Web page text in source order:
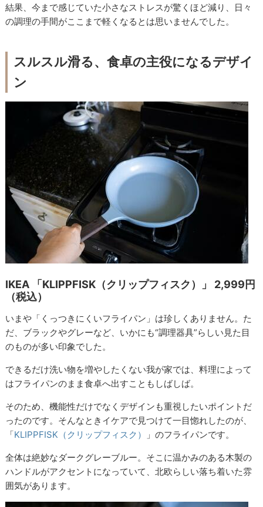
結果、今まで感じていた小さなストレスが驚くほど減り、日々
の調理の手間がここまで軽くなるとは思いませんでした。
スルスル滑る、食卓の主役になるデザイ
ン
IKEA 「KLIPPFISK（クリップフィスク）」 2,999円
（税込）
いまや「くっつきにくいフライパン」は珍しくありません。た
だ、ブラックやグレーなど、いかにも“調理器具”らしい見た目
のものが多い印象でした。
できるだけ洗い物を増やしたくない我が家では、料理によって
はフライパンのまま食卓へ出すこともしばしば。
そのため、機能性だけでなくデザインも重視したいポイントだ
ったのです。そんなときイケアで見つけて一目惚れしたのが、
「KLIPPFISK（クリップフィスク） 」のフライパンです。
全体は絶妙なダークグレーブルー。そこに温かみのある木製の
ハンドルがアクセントになっていて、北欧らしい落ち着いた雰
囲気があります。